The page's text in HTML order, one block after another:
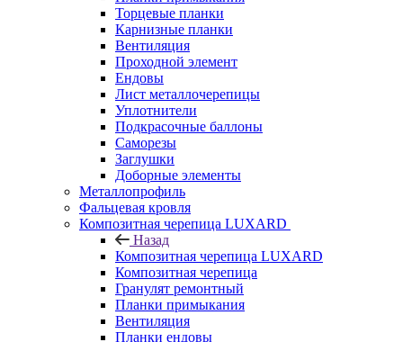
Торцевые планки
Карнизные планки
Вентиляция
Проходной элемент
Ендовы
Лист металлочерепицы
Уплотнители
Подкрасочные баллоны
Саморезы
Заглушки
Доборные элементы
Металлопрофиль
Фальцевая кровля
Композитная черепица LUXARD
Назад
Композитная черепица LUXARD
Композитная черепица
Гранулят ремонтный
Планки примыкания
Вентиляция
Планки ендовы